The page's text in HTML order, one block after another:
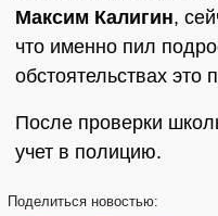
Максим Калигин,
что именно пил
обстоятельствах это
После проверки
учет в полицию.
Поделиться новостью: